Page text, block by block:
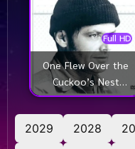
2029 2028
Full HD
One Flew Over the
Cuckoo’s Nest
(1975) บ้าก็บ้าวะ